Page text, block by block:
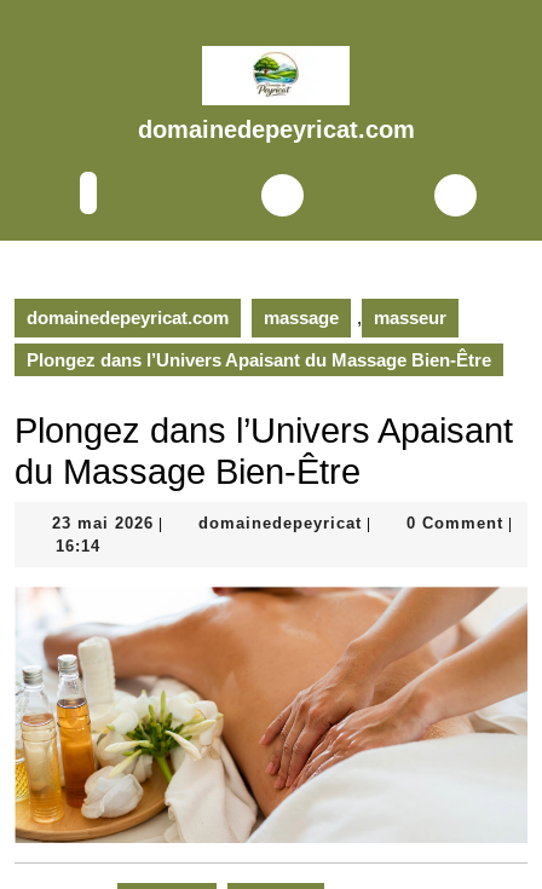
domainedepeyricat.com
domainedepeyricat.com massage , masseur
Plongez dans l’Univers Apaisant du Massage Bien-Être
Plongez dans l’Univers Apaisant
du Massage Bien-Être
23 mai 2026 23| domainedepeyricat domainedepeyricat
| 0 Comment |
16:14